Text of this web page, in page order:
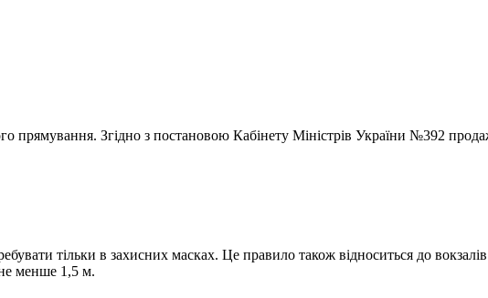
прямування. Згідно з постановою Кабінету Міністрів України №392
тільки в захисних масках. Це правило також відноситься до
менше 1,5 м.